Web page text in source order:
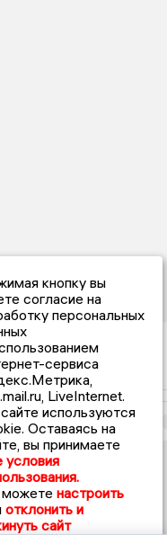
кнопку вы
согласие на
персональных
сервиса
LiveInternet.
используются
Оставаясь на
вы принимаете
условия
настроить
отклонить и
сайт